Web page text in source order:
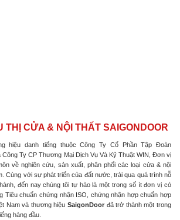
THỊ CỬA & NỘI THẤT SAIGONDOOR
hiệu danh tiếng thuộc Công Ty Cổ Phần Tập Đoàn
Công Ty CP Thương Mại Dịch Vụ Và Kỹ Thuật WIN, Đơn vị
về nghiên cứu, sản xuất, phân phối các loại cửa & nội
Cùng với sự phát triển của đất nước, trải qua quá trình nỗ
đến nay chúng tôi tự hào là một trong số ít đơn vị có
Tiêu chuẩn chứng nhận ISO, chứng nhận hợp chuẩn hợp
Nam và thương hiệu SaigonDoor đã trở thành một trong
hàng đầu.